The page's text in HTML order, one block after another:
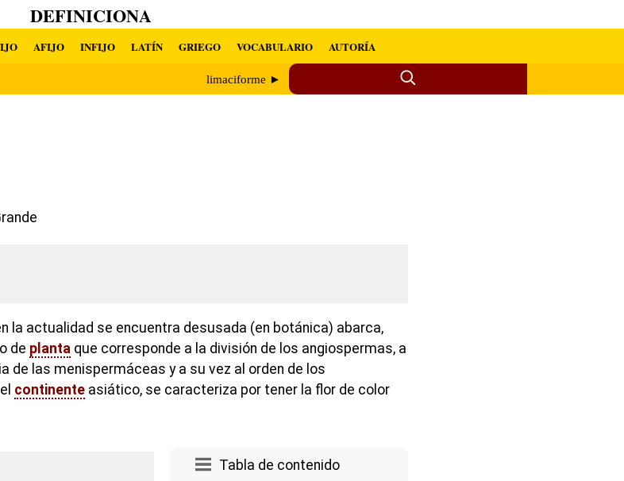
DEFINICIONA
AFIJO INFIJO LATÍN GRIEGO VOCABULARIO AUTORÍA
limaciforme ►
la actualidad se encuentra desusada (en botánica) abarca,
de planta que corresponde a la división de los angiospermas, a
de las menispermáceas y a su vez al orden de los
continente asiático, se caracteriza por tener la flor de color
Tabla de contenido